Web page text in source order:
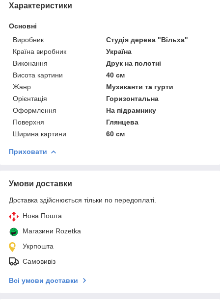
Характеристики
Основні
Виробник
Студія дерева "Вільха"
Країна виробник
Україна
Виконання
Друк на полотні
Висота картини
40 см
Жанр
Музиканти та гурти
Орієнтація
Горизонтальна
Оформлення
На підрамнику
Поверхня
Глянцева
Ширина картини
60 см
Приховати
Умови доставки
Доставка здійснюється тільки по передоплаті.
Нова Пошта
Магазини Rozetka
Укрпошта
Самовивіз
Всі умови доставки